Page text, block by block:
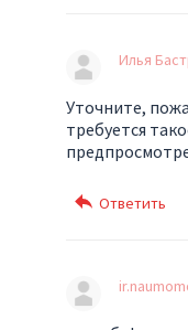
Илья
Уточните,
требуется